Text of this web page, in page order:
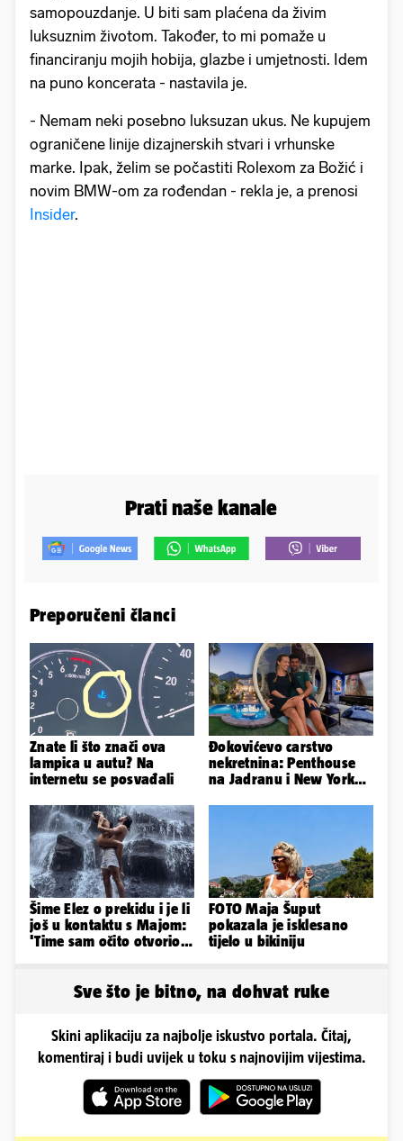
samopouzdanje. U biti sam plaćena da živim
luksuznim životom. Također, to mi pomaže u
financiranju mojih hobija, glazbe i umjetnosti. Idem
na puno koncerata - nastavila je.
- Nemam neki posebno luksuzan ukus. Ne kupujem
ograničene linije dizajnerskih stvari i vrhunske
marke. Ipak, želim se počastiti Rolexom za Božić i
novim BMW-om za rođendan - rekla je, a prenosi
Insider.
Prati naše kanale
Preporučeni članci
Znate li što znači ova
lampica u autu? Na
internetu se posvađali
Đokovićevo carstvo
nekretnina: Penthouse
na Jadranu i New Yorku,
Šime Elez o prekidu i je li
još u kontaktu s Majom:
'Time sam očito otvorio
FOTO Maja Šuput
pokazala je isklesano
tijelo u bikiniju
Sve što je bitno, na dohvat ruke
Skini aplikaciju za najbolje iskustvo portala. Čitaj,
komentiraj i budi uvijek u toku s najnovijim vijestima.